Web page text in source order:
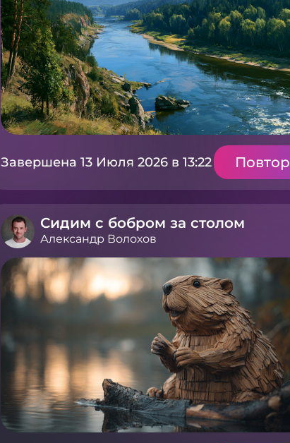
Завершена 13 Июля 2026 в 13:22 Повтор
Сидим с бобром за столом
Александр Волохов